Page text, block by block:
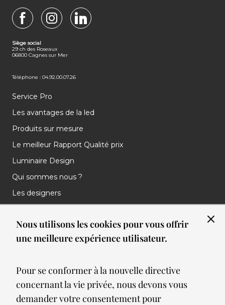
Nous utilisons les cookies pour vous offrir
une meilleure expérience utilisateur.
Pour se conformer à la nouvelle directive
concernant la vie privée, nous devons vous
demander votre consentement pour
Siège social
29 ch des Roseaux
06800 Cagnes sur Mer
Téléphone : 04.92.00.07.26
Service Pro
Les avantages de la led
Produits sur mesure
Le meilleur Rapport Qualité prix
Luminaire Design
Qui sommes nous ?
Les designers
Nos réalisations
Nos Clients
Meilleures ventes
Blog